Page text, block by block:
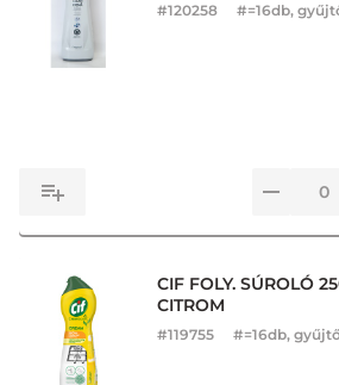
#120258 #=16db,
CIF FOLY. SÚROLÓ
CITROM
#119755 #=16db,